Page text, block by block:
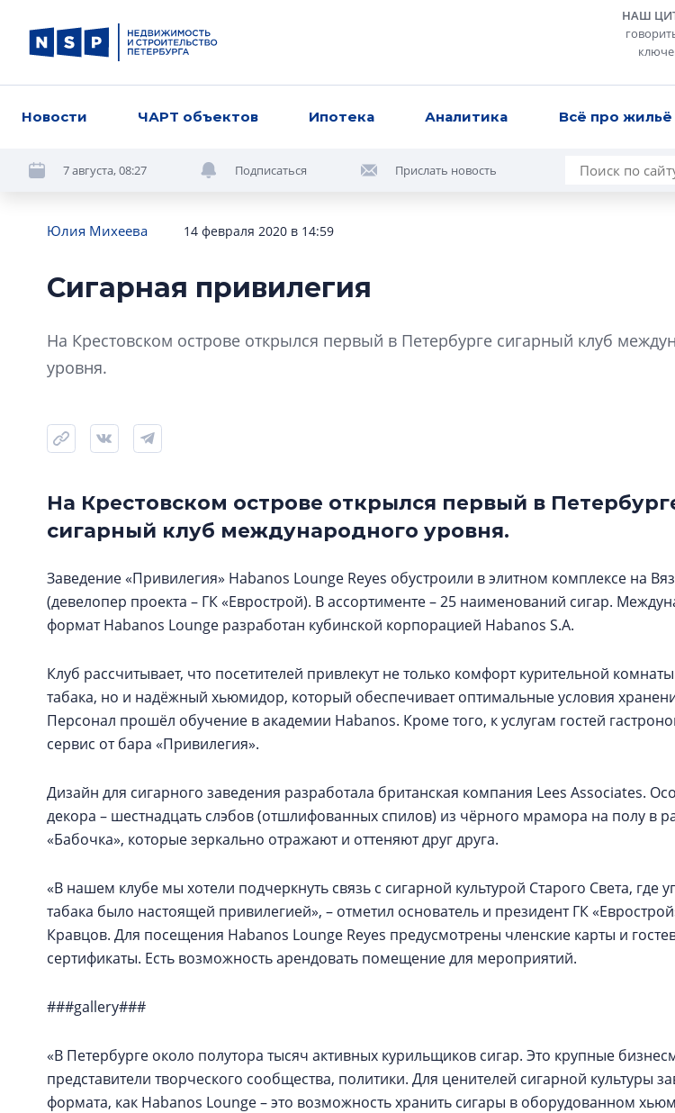
НАШ
Новости ЧАРТ объектов Ипотека Аналитика Всё про жильё
7 августа, 08:27 Подписаться Прислать новость
Юлия Михеева 14 февраля 2020 в 14:59
Сигарная привилегия
На Крестовском острове открылся первый в Петербурге сигарный клуб
уровня.
На Крестовском острове открылся первый в
сигарный клуб международного уровня.
Заведение «Привилегия» Habanos Lounge Reyes обустроили в элитном комплексе на
(девелопер проекта – ГК «Еврострой). В ассортименте – 25 наименований сигар.
формат Habanos Lounge разработан кубинской корпорацией Habanos S.A.
Клуб рассчитывает, что посетителей привлекут не только комфорт курительной
табака, но и надёжный хьюмидор, который обеспечивает оптимальные условия
Персонал прошёл обучение в академии Habanos. Кроме того, к услугам гостей
сервис от бара «Привилегия».
Дизайн для сигарного заведения разработала британская компания Lees Associates.
декора – шестнадцать слэбов (отшлифованных спилов) из чёрного мрамора на полу в
«Бабочка», которые зеркально отражают и оттеняют друг друга.
«В нашем клубе мы хотели подчеркнуть связь с сигарной культурой Старого Света, где
табака было настоящей привилегией», – отметил основатель и президент ГК
Кравцов. Для посещения Habanos Lounge Reyes предусмотрены членские карты и
сертификаты. Есть возможность арендовать помещение для мероприятий.
###gallery###
«В Петербурге около полутора тысяч активных курильщиков сигар. Это крупные
представители творческого сообщества, политики. Для ценителей сигарной культуры
формата, как Habanos Lounge – это возможность хранить сигары в оборудованном